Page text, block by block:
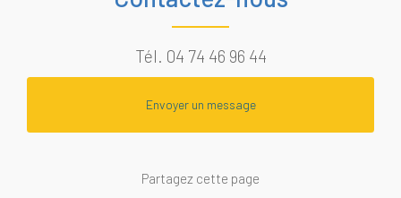
Tél. 04 74 46 96 44
Envoyer un message
Partagez cette page